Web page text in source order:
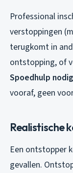
Professional
verstoppingen
terugkomt in
ontstopping, of
Spoedhulp
vooraf, geen
Realistische
Een ontstopper
gevallen.